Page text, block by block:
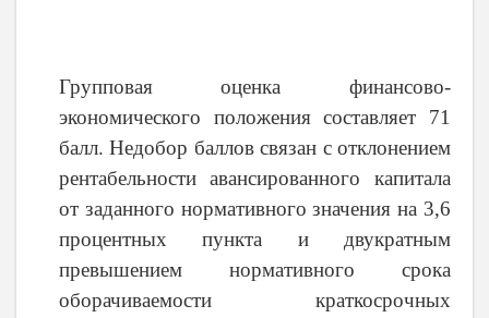
Групповая оценка финансово-
экономического положения составляет 71
балл. Недобор баллов связан с отклонением
рентабельности авансированного капитала
от заданного нормативного значения на 3,6
процентных пункта и двукратным
превышением нормативного срока
оборачиваемости краткосрочных